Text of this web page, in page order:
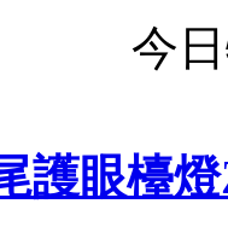
今
護眼檯燈